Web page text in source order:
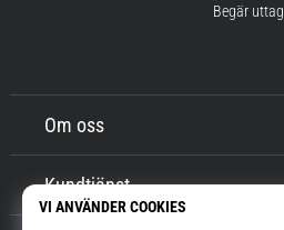
Om oss
Kundtjänst
Begär uttag